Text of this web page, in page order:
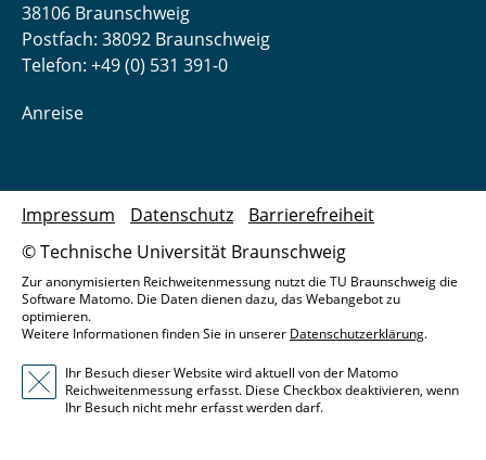
38106 Braunschweig
Postfach: 38092 Braunschweig
Telefon: +49 (0) 531 391-0
Anreise
© Technische Universität Braunschweig
Impressum Datenschutz Barrierefreiheit
Zur anonymisierten Reichweitenmessung nutzt die TU Braunschweig die
Software Matomo. Die Daten dienen dazu, das Webangebot zu
optimieren.
Weitere Informationen finden Sie in unserer Datenschutzerklärung.
Ihr Besuch dieser Website wird aktuell von der Matomo
Reichweitenmessung erfasst. Diese Checkbox deaktivieren, wenn
Ihr Besuch nicht mehr erfasst werden darf.